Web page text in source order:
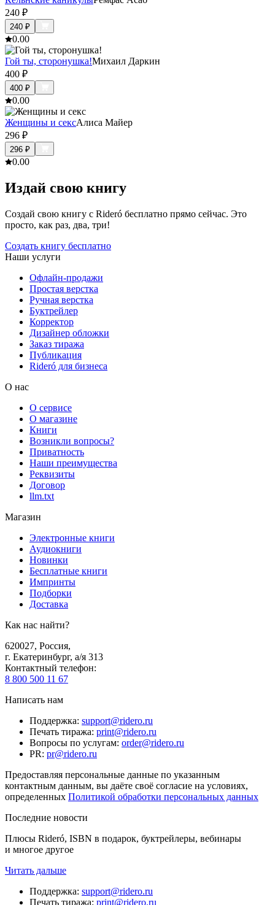
240 ₽
240 ₽
0.00
Гой ты, сторонушка!Михаил Даркин
400 ₽
400 ₽
0.00
Женщины и сексАлиса Майер
296 ₽
296 ₽
0.00
Издай свою книгу
Создай свою книгу с Rideró бесплатно прямо сейчас. Это
просто, как раз, два, три!
Создать книгу бесплатно
Наши услуги
Офлайн-продажи
Простая верстка
Ручная верстка
Буктрейлер
Корректор
Дизайнер обложки
Заказ тиража
Публикация
Rideró для бизнеса
О нас
О сервисе
О магазине
Книги
Возникли вопросы?
Приватность
Наши преимущества
Реквизиты
Договор
llm.txt
Магазин
Электронные книги
Аудиокниги
Новинки
Бесплатные книги
Импринты
Подборки
Доставка
Как нас найти?
620027, Россия,
г. Екатеринбург, а/я 313
Контактный телефон:
8 800 500 11 67
Написать нам
Поддержка: support@ridero.ru
Печать тиража: print@ridero.ru
Вопросы по услугам: order@ridero.ru
PR: pr@ridero.ru
Предоставляя персональные данные по указанным
контактным данным, вы даёте своё согласие на условиях,
определенных Политикой обработки персональных данных
Последние новости
Плюсы Rideró, ISBN в подарок, буктрейлеры, вебинары
и многое другое
Читать дальше
Поддержка: support@ridero.ru
Печать тиража: print@ridero.ru